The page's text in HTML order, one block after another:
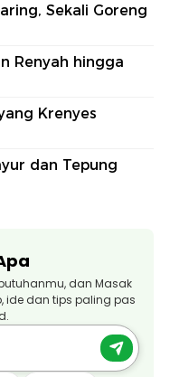
Sekali Goreng
Renyah hingga
Krenyes
dan Tepung
dan Masak
ide dan tips paling pas